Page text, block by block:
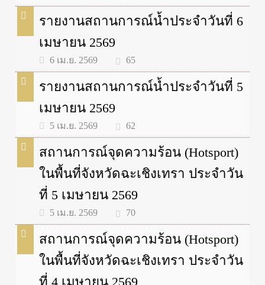
รายงานสถานการณ์น้ำประจำวันที่ 6
เมษายน 2569
6 เม.ย. 2569 65
รายงานสถานการณ์น้ำประจำวันที่ 5
เมษายน 2569
5 เม.ย. 2569 62
สถานการณ์จุดความร้อน (Hotsport)
ในพื้นที่จังหวัดฉะเชิงเทรา ประจำวัน
ที่ 5 เมษายน 2569
5 เม.ย. 2569 70
สถานการณ์จุดความร้อน (Hotsport)
ในพื้นที่จังหวัดฉะเชิงเทรา ประจำวัน
ที่ 4 เมษายน 2569